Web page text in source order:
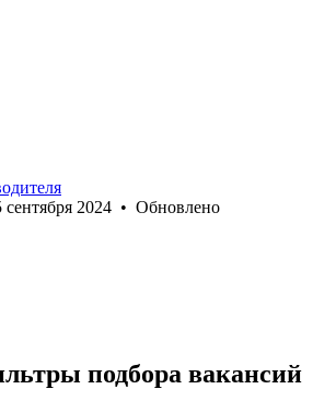
сентября 2024 • Обновлено
подбора вакансий